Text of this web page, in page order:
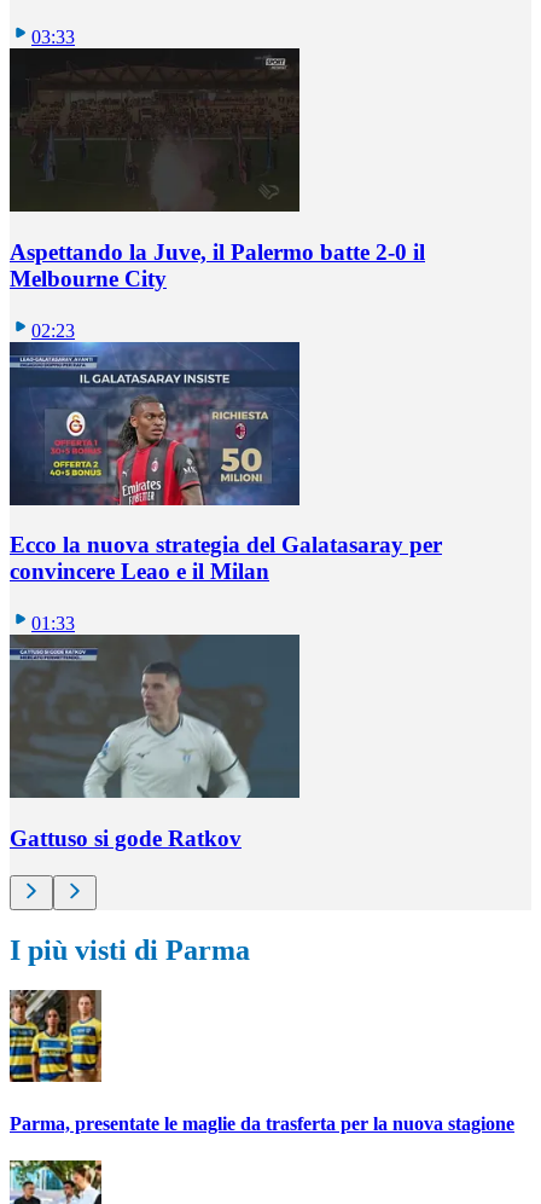
03:33
Aspettando la Juve, il Palermo batte 2-0 il
Melbourne City
02:23
Ecco la nuova strategia del Galatasaray per
convincere Leao e il Milan
01:33
Gattuso si gode Ratkov
I più visti di Parma
Parma, presentate le maglie da trasferta per la nuova stagione